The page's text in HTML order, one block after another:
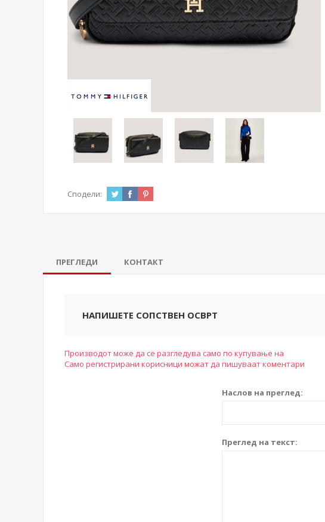
Сподели:
ПРЕГЛЕДИ КОНТАКТ
НАПИШЕТЕ СОПСТВЕН ОСВРТ
Производот може да се разгледува само по купување на
Само регистрирани корисници можат да пишуваат коментари
Наслов на преглед:
Преглед на текст: